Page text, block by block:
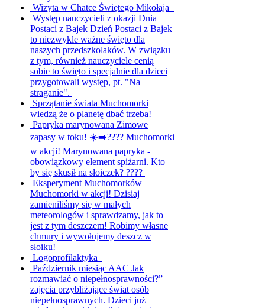
Wizyta w Chatce Świętego Mikołaja
Występ nauczycieli z okazji Dnia
Postaci z Bajek Dzień Postaci z Bajek
to niezwykle ważne święto dla
naszych przedszkolaków. W związku
z tym, również nauczyciele cenią
sobie to święto i specjalnie dla dzieci
przygotowali występ, pt. "Na
straganie".
Sprzątanie świata Muchomorki
wiedzą że o planetę dbać trzeba!
Papryka marynowana Zimowe
zapasy w toku! ☀️➡️???? Muchomorki
w akcji! Marynowana papryka -
obowiązkowy element spiżarni. Kto
by się skusił na słoiczek? ????
Eksperyment Muchomorków
Muchomorki w akcji! Dzisiaj
zamieniliśmy się w małych
meteorologów i sprawdzamy, jak to
jest z tym deszczem! Robimy własne
chmury i wywołujemy deszcz w
słoiku!
Logoprofilaktyka
Październik miesiąc AAC Jak
rozmawiać o niepełnosprawności?” –
zajęcia przybliżające świat osób
niepełnosprawnych. Dzieci już